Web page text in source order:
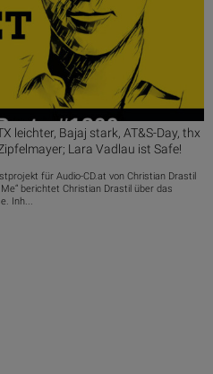
leichter, Bajaj stark, AT&S-Day, thx
Lara Vadlau ist Safe!
für Audio-CD.at von Christian Drastil
berichtet Christian Drastil über das
Inh...